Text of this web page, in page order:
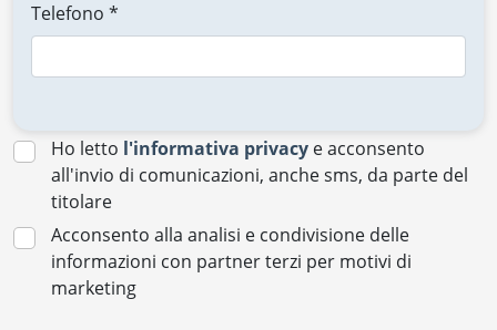
Telefono *
Ho letto l'informativa privacy e acconsento
all'invio di comunicazioni, anche sms, da parte del
titolare
Acconsento alla analisi e condivisione delle
informazioni con partner terzi per motivi di
marketing